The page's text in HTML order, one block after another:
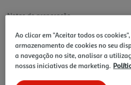
Notas de preparação
Ao clicar em "Aceitar todos os
armazenamento de cookies no seu
a navegação no site, analisar a
nossas iniciativas de marketing.